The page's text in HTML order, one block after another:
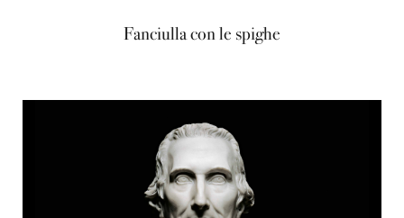
Fanciulla con le spighe